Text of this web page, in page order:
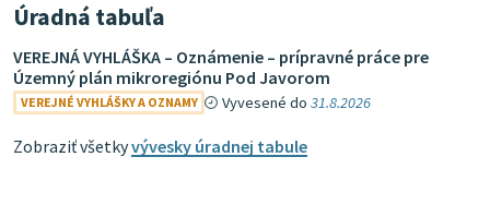
Úradná tabuľa
VEREJNÁ VYHLÁŠKA – Oznámenie – prípravné práce pre
Územný plán mikroregiónu Pod Javorom
VEREJNÉ VYHLÁŠKY A OZNAMY Vyvesené do31.8.2026
Zobraziť všetkyvývesky úradnej tabule